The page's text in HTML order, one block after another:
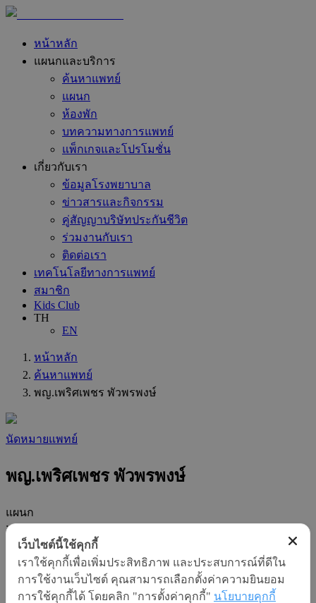
หน้าหลัก
แผนกและบริการ
ค้นหาแพทย์
แผนก
ห้องพัก
บทความทางการแพทย์
แพ็กเกจและโปรโมชั่น
เกี่ยวกับเรา
ข้อมูลโรงพยาบาล
ข่าวสารและกิจกรรม
คู่สัญญาบริษัทประกันชีวิต
ร่วมงานกับเรา
ติดต่อเรา
เทคโนโลยีทางการแพทย์
สมาชิก
Kids Club
TH
EN
หน้าหลัก
ค้นหาแพทย์
พญ.เพริศเพชร พัวพรพงษ์
นัดหมายแพทย์
พญ.เพริศเพชร พัวพรพงษ์
แผนก
:
อายุรกรรม
ความชำนาญทางสาขา
อายุรศาสตร์ ( Internal Medicine )
เว็บไซต์นี้ใช้คุกกี้
เราใช้คุกกี้เพื่อเพิ่มประสิทธิภาพ และประสบการณ์ที่ดีใน
การใช้งานเว็บไซต์ คุณสามารถเลือกตั้งค่าความยินยอม
การใช้คุกกี้ได้ โดยคลิก "การตั้งค่าคุกกี้" นโยบายคุกกี้